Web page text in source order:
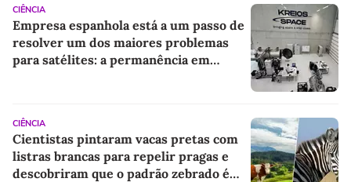
CIÊNCIA
Empresa espanhola está a um passo de
resolver um dos maiores problemas
para satélites: a permanência em
CIÊNCIA
Cientistas pintaram vacas pretas com
listras brancas para repelir pragas e
descobriram que o padrão zebrado é